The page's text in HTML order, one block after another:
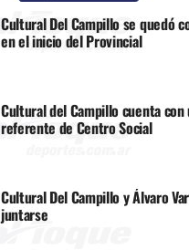
Cultural Del Campillo se quedó
en el inicio del Provincial
Cultural del Campillo cuenta con
referente de Centro Social
Cultural Del Campillo y Álvaro
juntarse